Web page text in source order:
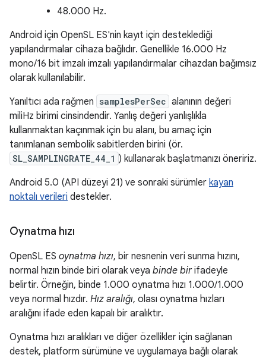
48.000 Hz.
Android için OpenSL ES'nin kayıt için desteklediği
yapılandırmalar cihaza bağlıdır. Genellikle 16.000 Hz
mono/16 bit imzalı imzalı yapılandırmalar cihazdan bağımsız
olarak kullanılabilir.
Yanıltıcı ada rağmen samplesPerSec alanının değeri
miliHz birimi cinsindendir. Yanlış değeri yanlışlıkla
kullanmaktan kaçınmak için bu alanı, bu amaç için
tanımlanan sembolik sabitlerden birini (ör.
SL_SAMPLINGRATE_44_1 ) kullanarak başlatmanızı öneririz.
Android 5.0 (API düzeyi 21) ve sonraki sürümler kayan
noktalı verileri destekler.
Oynatma hızı
OpenSL ES oynatma hızı, bir nesnenin veri sunma hızını,
normal hızın binde biri olarak veya binde birifadeyle
belirtir. Örneğin, binde 1.000 oynatma hızı 1.000/1.000
veya normal hızdır. Hız aralığı, olası oynatma hızları
aralığını ifade eden kapalı bir aralıktır.
Oynatma hızı aralıkları ve diğer özellikler için sağlanan
destek, platform sürümüne ve uygulamaya bağlı olarak